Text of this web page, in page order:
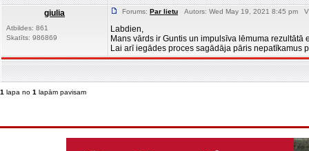
giulia
Atbildes: 861
Skatīts: 986869
Forums: Par lietu Autors: Wed May 19, 2021 8:45 pm
Labdien,
Mans vārds ir Guntis un impulsīva lēmuma
Lai arī iegādes proces sagādāja pāris nepatīkamus
1 lapa no 1 lapām pavisam